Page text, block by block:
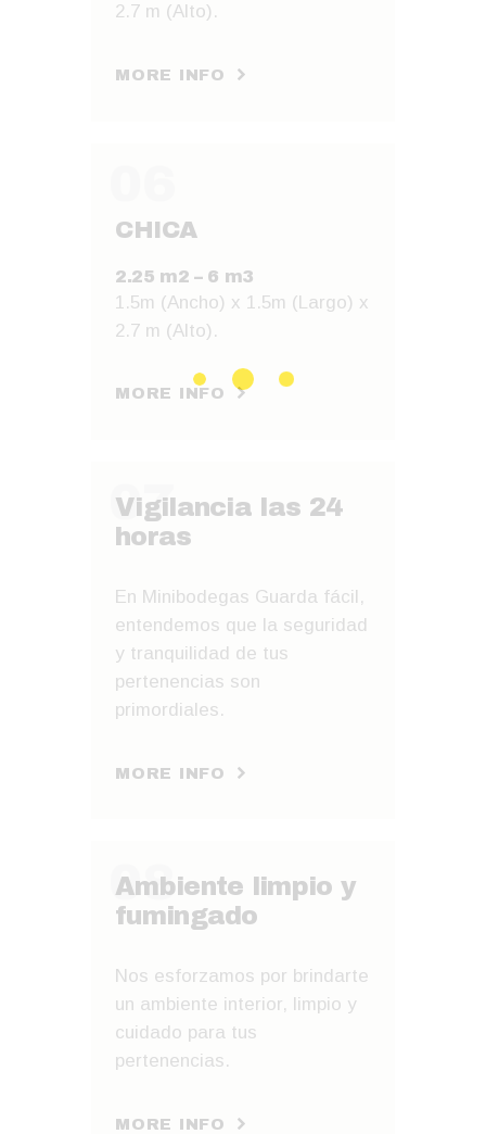
2.7 m (Alto).
MORE INFO
CHICA
2.25 m2 – 6 m3
1.5m (Ancho) x 1.5m (Largo) x
2.7 m (Alto).
MORE INFO
07
Vigilancia las 24
horas
En Minibodegas Guarda fácil,
entendemos que la seguridad
y tranquilidad de tus
pertenencias son
primordiales.
MORE INFO
08
Ambiente limpio y
fumingado
Nos esforzamos por brindarte
un ambiente interior, limpio y
cuidado para tus
pertenencias.
MORE INFO